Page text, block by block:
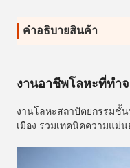
คําอธิบายสินค้า
งานอาชีพโลหะที่ทํา
งานโลหะสถาปัตยกรรมชั้
เมือง รวมเทคนิคความแม่